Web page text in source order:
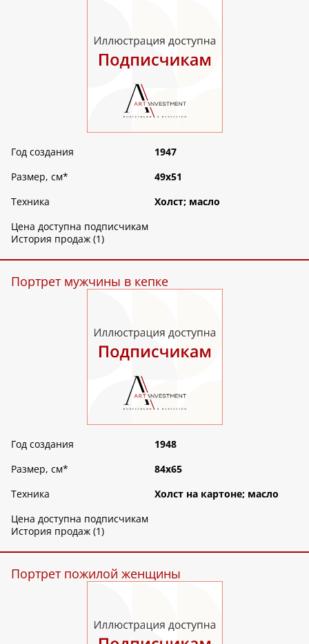
Год создания
1947
Размер, см*
49х51
Техника
Холст; масло
Цена доступна подписчикам
История продаж (1)
Портрет мужчины в кепке
Год создания
1948
Размер, см*
84х65
Техника
Холст на картоне; масло
Цена доступна подписчикам
История продаж (1)
Портрет пожилой женщины